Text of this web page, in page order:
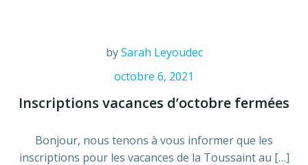
bySarah Leyoudec
octobre 6, 2021
Inscriptions vacances d’octobre fermées
Bonjour, nous tenons à vous informer que les
inscriptions pour les vacances de la Toussaint au […]